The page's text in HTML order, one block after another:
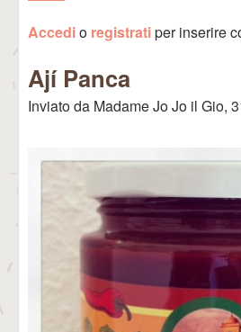
Accedio registratiper inserire
Ají Panca
Inviato da Madame Jo Jo il Gio,